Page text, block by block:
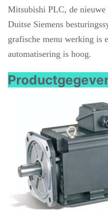
Mitsubishi PLC, de nieuwe
Duitse Siemens
grafische menu werking is
automatisering is hoog.